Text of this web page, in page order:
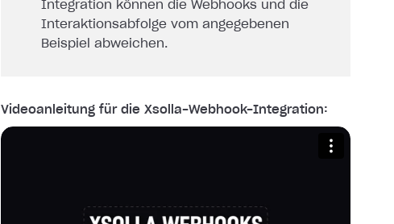
Integration können die Webhooks und die
Interaktionsabfolge vom angegebenen
Beispiel abweichen.
Videoanleitung für die Xsolla-Webhook-Integration: